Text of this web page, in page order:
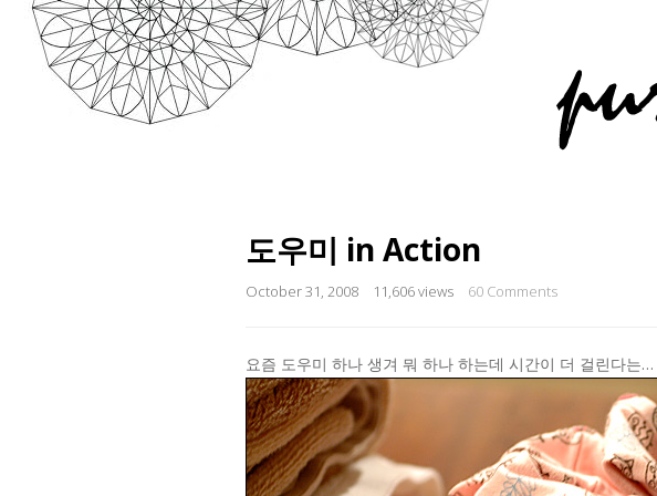
도우미 in Action
October 31, 2008 11,606 views 60 Comments
요즘 도우미 하나 생겨 뭐 하나 하는데 시간이 더 걸린다는…